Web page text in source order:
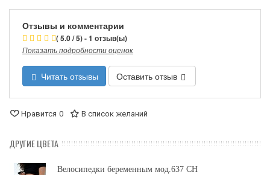
Отзывы и комментарии
( 5.0 / 5) - 1 отзыв(ы)
Показать подробности оценок
Читать отзывы Оставить отзыв
Нравится 0 В список желаний
ДРУГИЕ ЦВЕТА
Велосипедки беременным мод.637 CH